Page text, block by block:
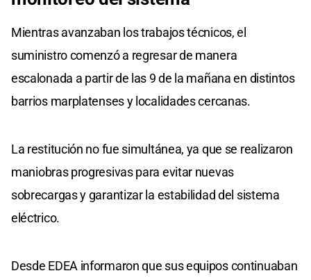
Mientras avanzaban los trabajos técnicos, el
suministro comenzó a regresar de manera
escalonada a partir de las 9 de la mañana en distintos
barrios marplatenses y localidades cercanas.
La restitución no fue simultánea, ya que se realizaron
maniobras progresivas para evitar nuevas
sobrecargas y garantizar la estabilidad del sistema
eléctrico.
Desde EDEA informaron que sus equipos continuaban